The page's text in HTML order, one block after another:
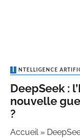
INTELLIGENCE
DeepSeek :
nouvelle
?
Accueil»